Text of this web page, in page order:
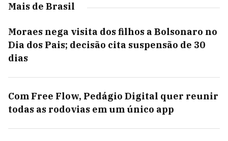
Mais de Brasil
Moraes nega visita dos filhos a Bolsonaro no
Dia dos Pais; decisão cita suspensão de 30
dias
Com Free Flow, Pedágio Digital quer reunir
todas as rodovias em um único app